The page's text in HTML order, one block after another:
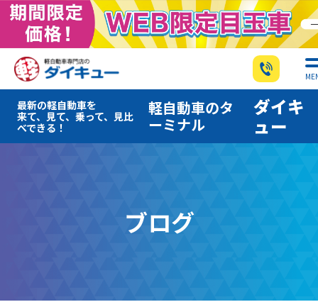
最新の軽自動車を
来て、見て、乗って、見比
べできる！
軽自動車のタ
ーミナル
ダイキ
ュー
ブログ